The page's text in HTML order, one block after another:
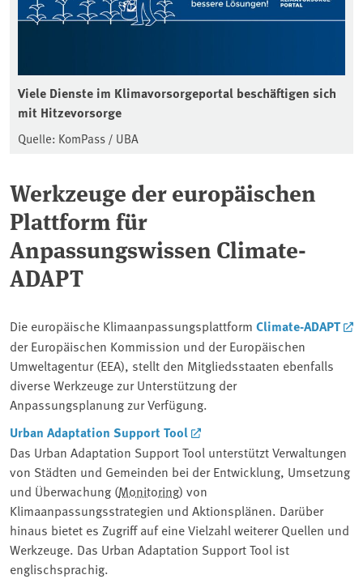
Viele Dienste im Klimavorsorgeportal beschäftigen sich
mit Hitzevorsorge
Quelle: KomPass / UBA
Werkzeuge der europäischen
Plattform für
Anpassungswissen Climate-
ADAPT
Die europäische Klimaanpassungsplattform Climate-ADAPT
der Europäischen Kommission und der Europäischen
Umweltagentur (EEA), stellt den Mitgliedsstaaten ebenfalls
diverse Werkzeuge zur Unterstützung der
Anpassungsplanung zur Verfügung.
Urban Adaptation Support Tool
Das Urban Adaptation Support Tool unterstützt Verwaltungen
von Städten und Gemeinden bei der Entwicklung, Umsetzung
und Überwachung (Monitoring) von
Klimaanpassungsstrategien und Aktionsplänen. Darüber
hinaus bietet es Zugriff auf eine Vielzahl weiterer Quellen und
Werkzeuge. Das Urban Adaptation Support Tool ist
englischsprachig.